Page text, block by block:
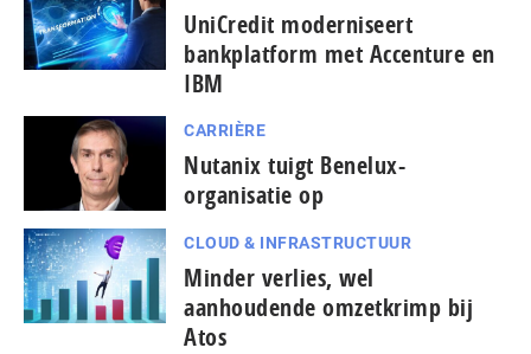
UniCredit moderniseert
bankplatform met Accenture en
IBM
CARRIÈRE
Nutanix tuigt Benelux-
organisatie op
CLOUD & INFRASTRUCTUUR
Minder verlies, wel
aanhoudende omzetkrimp bij
Atos